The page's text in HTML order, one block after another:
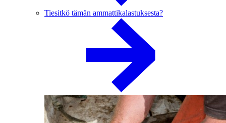
Tiesitkö tämän ammattikalastuksesta?